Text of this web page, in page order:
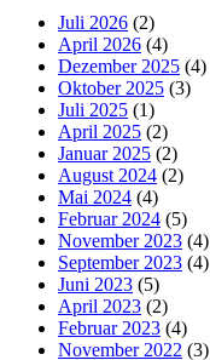
Juli 2026 (2)
April 2026 (4)
Dezember 2025 (4)
Oktober 2025 (3)
Juli 2025 (1)
April 2025 (2)
Januar 2025 (2)
August 2024 (2)
Mai 2024 (4)
Februar 2024 (5)
November 2023 (4)
September 2023 (4)
Juni 2023 (5)
April 2023 (2)
Februar 2023 (4)
November 2022 (3)